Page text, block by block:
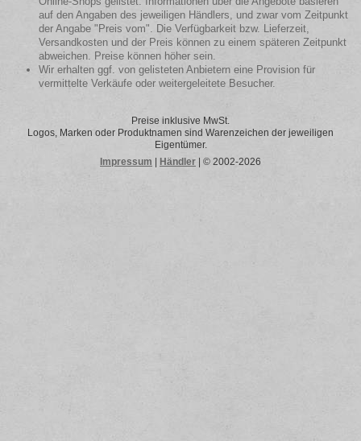
auf den Angaben des jeweiligen Händlers, und zwar vom Zeitpunkt
der Angabe "Preis vom". Die Verfügbarkeit bzw. Lieferzeit,
Versandkosten und der Preis können zu einem späteren Zeitpunkt
abweichen. Preise können höher sein.
Wir erhalten ggf. von gelisteten Anbietern eine Provision für
vermittelte Verkäufe oder weitergeleitete Besucher.
Preise inklusive MwSt.
Logos, Marken oder Produktnamen sind Warenzeichen der jeweiligen
Eigentümer.
Impressum
Händler | © 2002-2026